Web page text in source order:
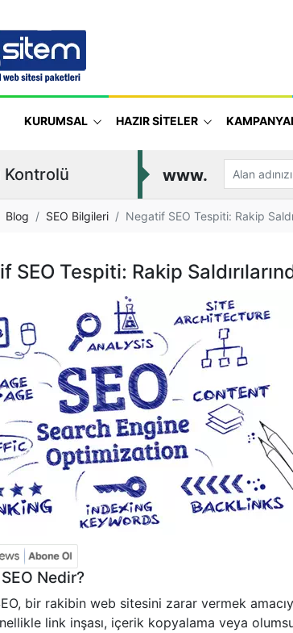
KURUMSAL HAZIR SİTELER
Kontrolü www.
Blog SEO Bilgileri Negatif SEO Tespiti: Rakip
SEO Tespiti: Rakip
Nedir?
bir rakibin web sitesini zarar vermek
link inşası, içerik kopyalama veya